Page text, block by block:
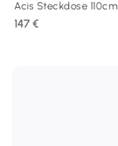
Acis Steckdose 110cm
147 €